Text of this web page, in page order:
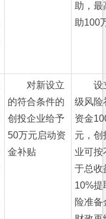
助，最
助100
对新设立
的符合条件的
创投企业给予
50万元启动资
金补贴
设
级风险
资金
元，创
业可按
于总收
10%提
险准备